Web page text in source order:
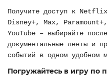
Получите доступ к
Disney+, Max,
YouTube – выбирайте
документальные ленты и
событий в одном удобном
Погружайтесь в игру по